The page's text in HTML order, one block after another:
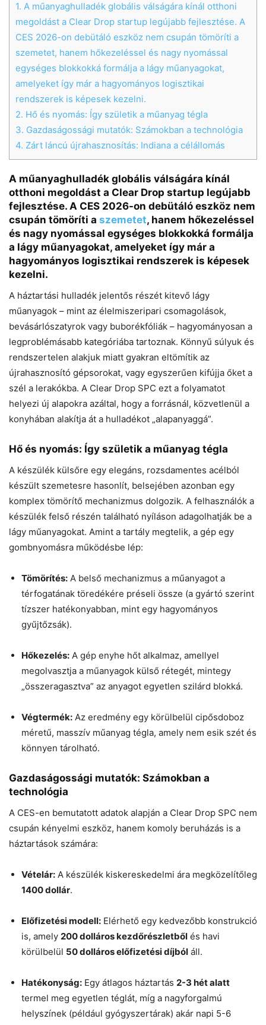
1. A műanyaghulladék globális válságára kínál otthoni
megoldást a Clear Drop startup legújabb fejlesztése. A
CES 2026-on debütáló eszköz nem csupán tömöríti a
szemetet, hanem hőkezeléssel és nagy nyomással
egységes blokkokká formálja a lágy műanyagokat,
amelyeket így már a hagyományos logisztikai
rendszerek is képesek kezelni.
2. Hő és nyomás: Így születik a műanyag tégla
3. Gazdaságossági mutatók: Számokban a technológia
4. Zárt láncú újrahasznosítás: Indiana a célállomás
A műanyaghulladék globális válságára kínál
otthoni megoldást a Clear Drop startup legújabb
fejlesztése. A CES 2026-on debütáló eszköz nem
csupán tömöríti a szemetet, hanem hőkezeléssel
és nagy nyomással egységes blokkokká formálja
a lágy műanyagokat, amelyeket így már a
hagyományos logisztikai rendszerek is képesek
kezelni.
A háztartási hulladék jelentős részét kitevő lágy
műanyagok – mint az élelmiszeripari csomagolások,
bevásárlószatyrok vagy buborékfóliák – hagyományosan a
legproblémásabb kategóriába tartoznak. Könnyű súlyuk és
rendszertelen alakjuk miatt gyakran eltömítik az
újrahasznosító gépsorokat, vagy egyszerűen kifújja őket a
szél a lerakókba. A Clear Drop SPC ezt a folyamatot
helyezi új alapokra azáltal, hogy a forrásnál, közvetlenül a
konyhában alakítja át a hulladékot „alapanyaggá”.
Hő és nyomás: Így születik a műanyag tégla
A készülék külsőre egy elegáns, rozsdamentes acélból
készült szemetesre hasonlít, belsejében azonban egy
komplex tömörítő mechanizmus dolgozik. A felhasználók a
készülék felső részén található nyíláson adagolhatják be a
lágy műanyagokat. Amint a tartály megtelik, a gép egy
gombnyomásra működésbe lép:
Tömörítés: A belső mechanizmus a műanyagot a
térfogatának töredékére préseli össze (a gyártó szerint
tízszer hatékonyabban, mint egy hagyományos
gyűjtőzsák).
Hőkezelés: A gép enyhe hőt alkalmaz, amellyel
megolvasztja a műanyagok külső rétegét, mintegy
„összeragasztva” az anyagot egyetlen szilárd blokká.
Végtermék: Az eredmény egy körülbelül cipősdoboz
méretű, masszív műanyag tégla, amely nem esik szét és
könnyen tárolható.
Gazdaságossági mutatók: Számokban a
technológia
A CES-en bemutatott adatok alapján a Clear Drop SPC nem
csupán kényelmi eszköz, hanem komoly beruházás is a
háztartások számára:
Vételár: A készülék kiskereskedelmi ára megközelítőleg
1400 dollár.
Előfizetési modell: Elérhető egy kedvezőbb konstrukció
is, amely 200 dolláros kezdőrészletből és havi
körülbelül 50 dolláros előfizetési díjból áll.
Hatékonyság: Egy átlagos háztartás 2-3 hét alatt
termel meg egyetlen téglát, míg a nagyforgalmú
helyszínek (például gyógyszertárak) akár napi 5-6
Chat Mr wAIste Close